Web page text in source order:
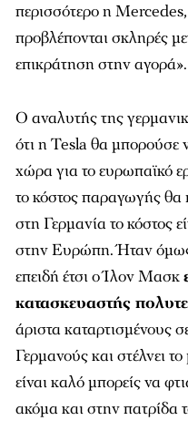
περισσότερο η
προβλέπονται σκληρές
επικράτηση στην αγορά».
Ο αναλυτής της
ότι η Tesla θα μπορούσε
χώρα για το ευρωπαϊκό
το κόστος παραγωγής
στη Γερμανία το κόστος
στην Ευρώπη. Ήταν
επειδή έτσι ο Ίλον Μασκ
κατασκευαστής
άριστα καταρτισμένους
Γερμανούς και στέλνει
είναι καλό μπορείς να
ακόμα και στην πατρίδα